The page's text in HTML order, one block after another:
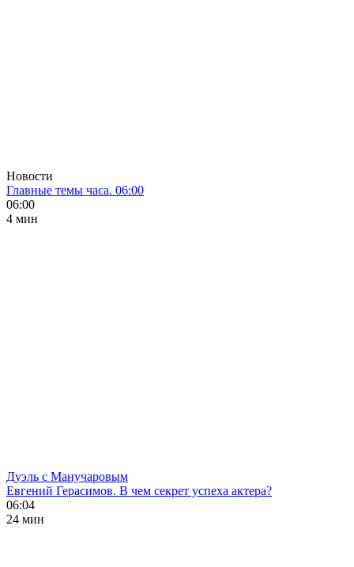
Новости
Главные темы часа. 06:00
06:00
4 мин
Дуэль с Манучаровым
Евгений Герасимов. В чем секрет успеха актера?
06:04
24 мин